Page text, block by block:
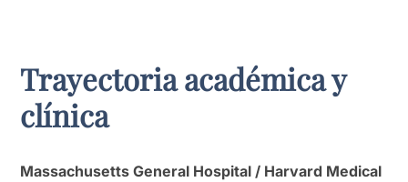
Trayectoria académica y
clínica
Massachusetts General Hospital / Harvard Medical